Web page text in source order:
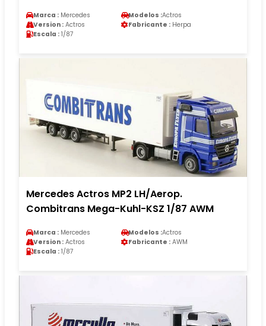
Marca : Mercedes Modelos :Actros
Version : Actros Fabricante : Herpa
Escala : 1/87
Mercedes Actros MP2 LH/Aerop.
Combitrans Mega-Kuhl-KSZ 1/87 AWM
Marca : Mercedes Modelos :Actros
Version : Actros Fabricante : AWM
Escala : 1/87